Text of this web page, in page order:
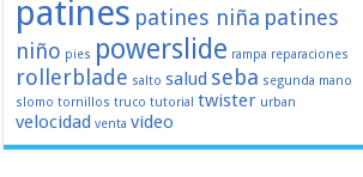
patines patines niña patines
niño pies powerslide rampa reparaciones
rollerblade salto salud seba segunda mano
slomo tornillos truco tutorial twister urban
velocidad venta video